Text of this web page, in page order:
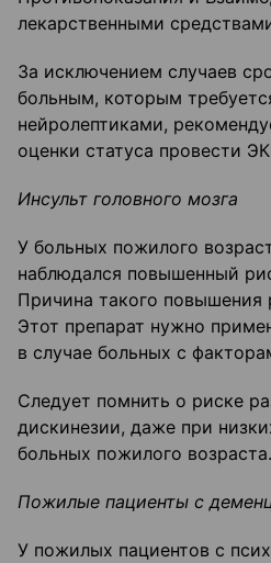
лекарственными
За исключением случаев
больным, которым
нейролептиками,
оценки статуса провести
Инсульт головного мозга
У больных пожилого
наблюдался повышенный
Причина такого повышения
Этот препарат нужно
в случае больных с
Следует помнить о риске
дискинезии, даже при
больных пожилого возраста.
Пожилые пациенты с
У пожилых пациентов с